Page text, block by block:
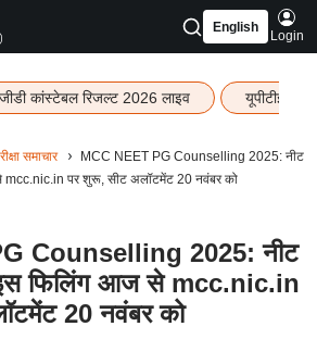
English
Login
कांस्टेबल रिजल्ट 2026 लाइव यूपीटीईटी
समाचार
MCC NEET PG Counselling 2025: नीट
mcc.nic.in पर शुरू, सीट अलॉटमेंट 20 नवंबर को
Counselling 2025: नीट
फिलिंग आज से mcc.nic.in
20 नवंबर को